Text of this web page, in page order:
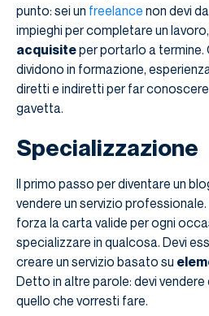
punto: sei un freelance non devi
impieghi per completare un
acquisiteper portarlo a termine.
dividono in formazione,
diretti e indiretti per far
gavetta.
Specializzazione
Il primo passo per diventare un
vendere un servizio
forza la carta valide per ogni
specializzare in qualcosa. Devi
creare un servizio basato su
Detto in altre parole: devi vendere
quello che vorresti fare.